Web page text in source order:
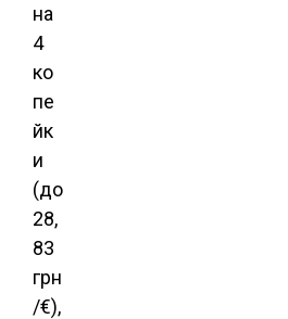
на
4
ко
пе
йк
и
(до
28,
83
грн
/€),